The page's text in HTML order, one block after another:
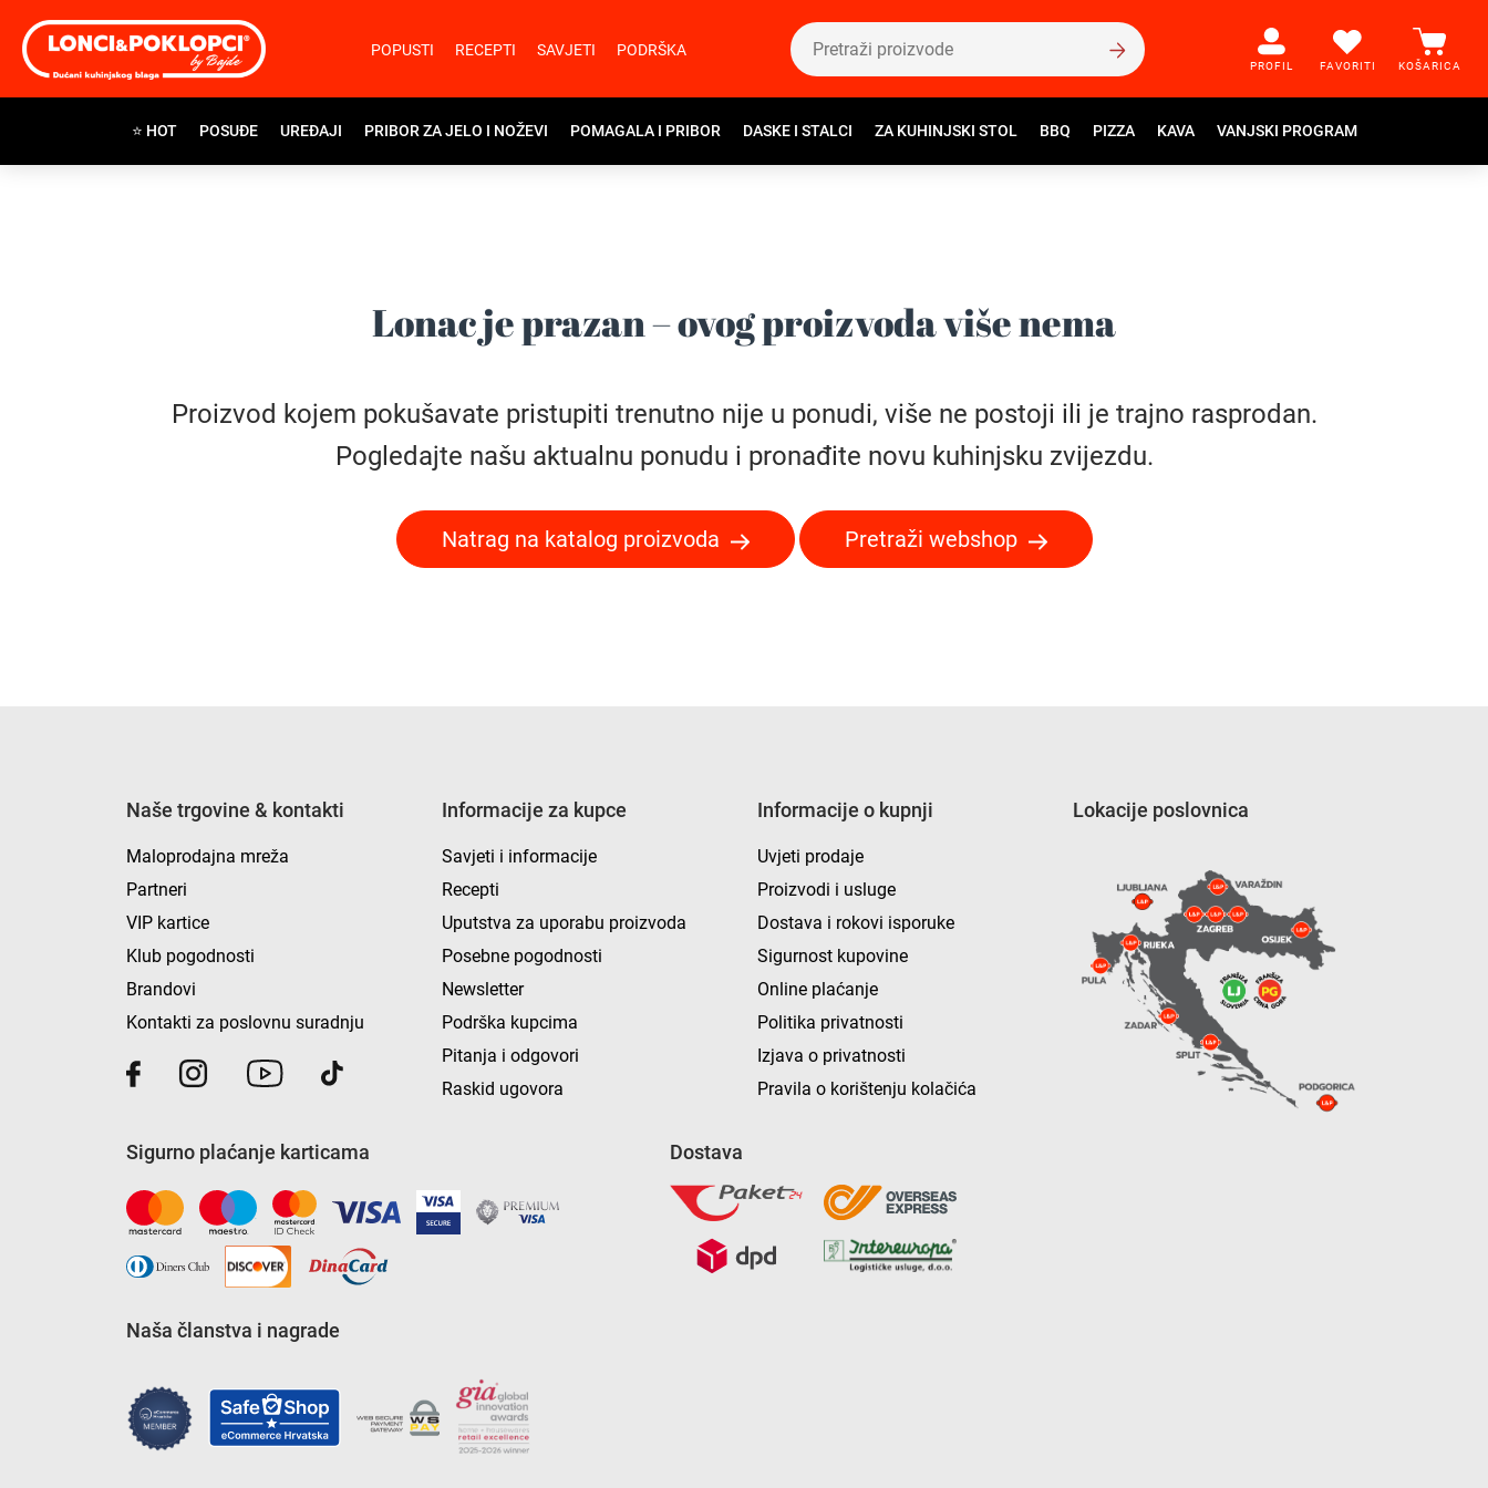
POPUSTI RECEPTI SAVJETI PODRŠKA
PROFIL FAVORITI KOŠARICA
⭐ HOT POSUĐE UREĐAJI PRIBOR ZA JELO I NOŽEVI POMAGALA I PRIBOR DASKE I STALCI ZA KUHINJSKI STOL BBQ PIZZA KAVA VANJSKI PROGRAM
Lonac je prazan – ovog proizvoda više nema
Proizvod kojem pokušavate pristupiti trenutno nije u ponudi, više ne postoji ili je trajno rasprodan.
Pogledajte našu aktualnu ponudu i pronađite novu kuhinjsku zvijezdu.
Natrag na katalog proizvoda Pretraži webshop
Naše trgovine & kontakti
Maloprodajna mreža
Partneri
VIP kartice
Klub pogodnosti
Brandovi
Kontakti za poslovnu suradnju
Informacije za kupce
Savjeti i informacije
Recepti
Uputstva za uporabu proizvoda
Posebne pogodnosti
Newsletter
Podrška kupcima
Pitanja i odgovori
Raskid ugovora
Informacije o kupnji
Uvjeti prodaje
Proizvodi i usluge
Dostava i rokovi isporuke
Sigurnost kupovine
Online plaćanje
Politika privatnosti
Izjava o privatnosti
Pravila o korištenju kolačića
Lokacije poslovnica
Sigurno plaćanje karticama
Naša članstva i nagrade
Dostava